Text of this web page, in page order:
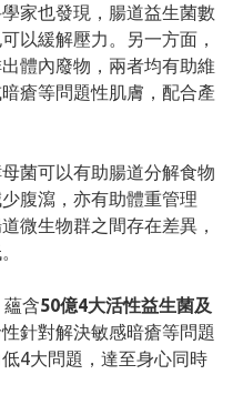
家也發現，腸道益生菌數
以緩解壓力。另一方面，
體內廢物，兩者均有助維
瘡等問題性肌膚，配合產
菌可以有助腸道分解食物
腹瀉，亦有助體重管理
微生物群之間存在差異，
含50億4大活性益生菌及
針對解決敏感暗瘡等問題
4大問題，達至身心同時